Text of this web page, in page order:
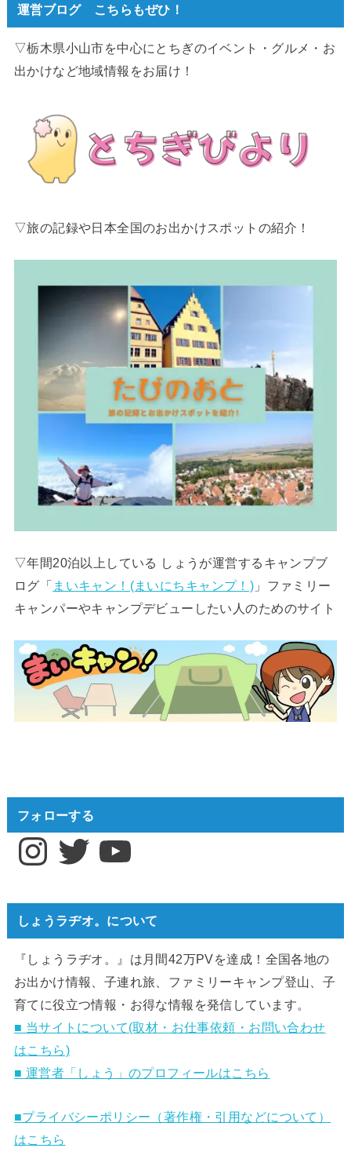
運営ブログ こちらもぜひ！
▽栃木県小山市を中心にとちぎのイベント・グルメ・お
出かけなど地域情報をお届け！
▽旅の記録や日本全国のお出かけスポットの紹介！
▽年間20泊以上している しょうが運営するキャンプブ
ログ「 まいキャン！(まいにちキャンプ！) 」ファミリー
キャンパーやキャンプデビューしたい人のためのサイト
フォローする
InstagramTwitter YouTube
しょうラヂオ。について
『しょうラヂオ。』は月間42万PVを達成！全国各地の
お出かけ情報、子連れ旅、ファミリーキャンプ登山、子
育てに役立つ情報・お得な情報を発信しています。
■ 当サイトについて(取材・お仕事依頼・お問い合わせ
はこちら)
■ 運営者「しょう」のプロフィールはこちら
■プライバシーポリシー（著作権・引用などについて）
はこちら